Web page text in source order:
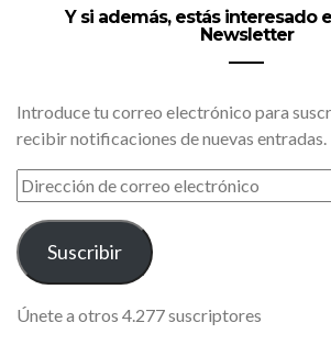
Y si además, estás interesado
Newsletter
Introduce tu correo electrónico para
recibir notificaciones de nuevas entradas.
DIRECCIÓN
DE
CORREO
ELECTRÓNICO
Suscribir
Únete a otros 4.277 suscriptores